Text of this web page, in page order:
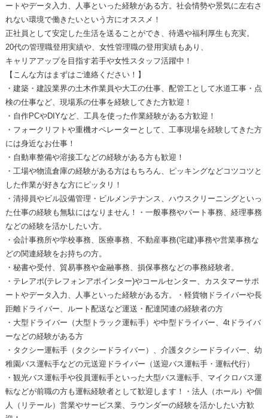
ートやデータ入力、人事といった経験がある方。社会情勢や景気に左右さ
れない環境で働きたいという方にオススメ！
正社員として安定した生活を送ることができ、待遇や福利厚生も充実。
20代の管理職登用実績や、女性管理職の登用実績もあり、
キャリアアップを目指す若手や女性スタッフ活躍中！
【こんな方はまずはご連絡ください！】
・建築・建設業界の土木作業員や大工の仕事、配管工として水道工事・点
検の仕事など、現場系の仕事を経験してきた方歓迎！
・自作PCやDIYなど、工具を使った作業経験がある方歓迎！
・フォークリフトや重機オペレーターとして、工事現場を経験してきた方
には身近なお仕事！
・自動車整備や溶接工などの経験がある方も歓迎！
・工場や物流倉庫の経験がある方はもちろん、ピッキングなどコツコツと
した作業が好きな方にピッタリ！
・清掃員やビル設備管理・ビルメンテナンス、ハウスクリーニングといっ
た仕事の経験も無駄にはなりません！・一般事務やパート事務、経理事務
などの経験を活かしたい方。
・会計事務所や学校事務、医療事務、不動産事務(宅建)事務や営業事務な
どの関連経験をお持ちの方。
・秘書や受付、貿易事務や金融事務、損保事務などの事務経験者。
・テレアポ(テレフォンアポインター)やコールセンター、カスタマーサポ
ートやデータ入力、人事といった経験がある方。・軽貨物ドライバーや長
距離ドライバー、ルート配送など運送・配達関連の経験者の方
・大型ドライバー（大型トラック運転手）や中型ドライバー、4tドライバ
ーなどの経験がある方
・タクシー運転手（タクシードライバー）、介護タクシードライバー、幼
稚園バス運転手などの元送迎ドライバー（送迎バス運転手・運転代行）
・観光バス運転手や役員運転手といった大型バス運転手、マイクロバス運
転などが前職の方も運転経験者として歓迎します！・法人（ホール）や個
人（リテール）営業やサービス業、ラウンダーの経験を活かしたい方歓